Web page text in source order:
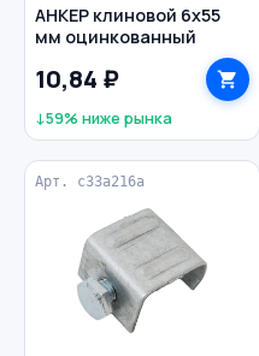
АНКЕР клиновой 6х55
мм оцинкованный
10,84 ₽
↓59% ниже рынка
Арт. c33a216a